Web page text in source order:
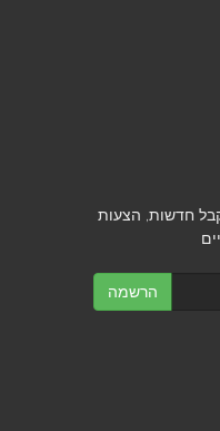
חדשות, הצעות
הרשמה